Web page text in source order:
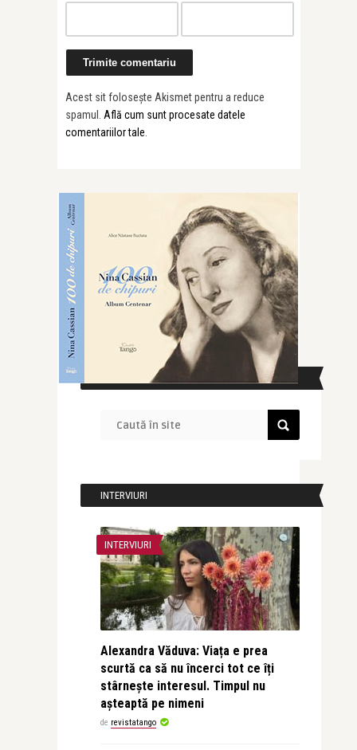
Acest sit folosește Akismet pentru a reduce
spamul. Află cum sunt procesate datele
comentariilor tale.
CAUTĂ ÎN SITE
INTERVIURI
INTERVIURI
Alexandra Văduva: Viața e prea
scurtă ca să nu încerci tot ce îți
stârnește interesul. Timpul nu
așteaptă pe nimeni
de revistatango